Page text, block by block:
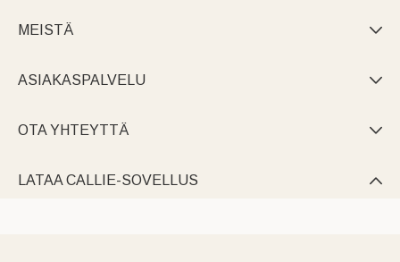
MEISTÄ 
ASIAKASPALVELU 
OTA YHTEYTTÄ 
LATAA CALLIE-SOVELLUS 